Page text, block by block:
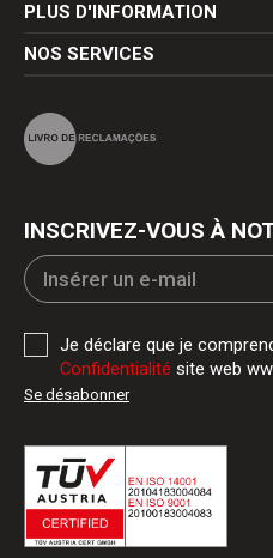
PLUS D'INFORMATION
NOS SERVICES
INSCRIVEZ-VOUS À
Je déclare que je
Confidentialité site web
Se désabonner